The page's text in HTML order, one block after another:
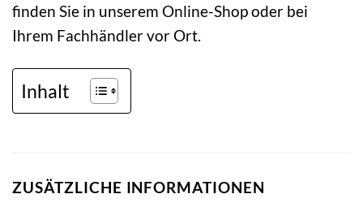
finden Sie in unserem Online-Shop oder bei
Ihrem Fachhändler vor Ort.
Inhalt
ZUSÄTZLICHE INFORMATIONEN